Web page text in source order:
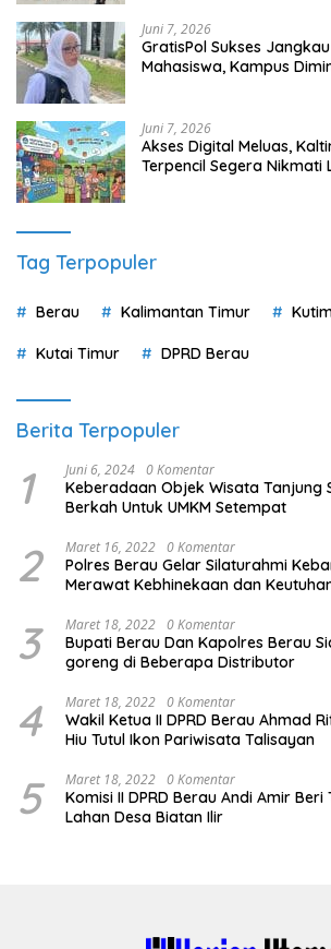
Juni 7, 2026
GratisPol Sukses
Mahasiswa, Kampus
Juni 7, 2026
Akses Digital Meluas,
Terpencil Segera Nikmati
Tag Terpopuler
Berau Kalimantan Timur
Kutai Timur DPRD Berau
Berita Terpopuler
1 Juni 6, 2024 0 Komentar
Keberadaan Objek Wisata Tanjung
Berkah Untuk UMKM Setempat
2 Maret 16, 2022 0 Komentar
Polres Berau Gelar Silaturahmi
Merawat Kebhinekaan dan
3 Maret 18, 2022 0 Komentar
Bupati Berau Dan Kapolres Berau
goreng di Beberapa Distributor
4 Maret 18, 2022 0 Komentar
Wakil Ketua II DPRD Berau Ahmad
Hiu Tutul Ikon Pariwisata Talisayan
5 Maret 18, 2022 0 Komentar
Komisi II DPRD Berau Andi Amir
Lahan Desa Biatan Ilir